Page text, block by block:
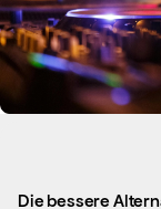
Die bessere